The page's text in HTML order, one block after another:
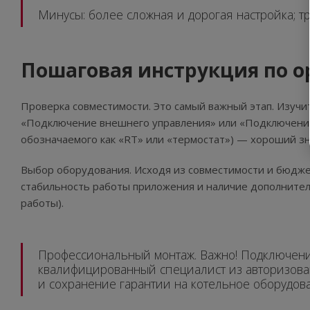
Минусы: более сложная и дорогая настройка;
Пошаговая инструкция по
Проверка совместимости. Это самый важный этап.
«Подключение внешнего управления» или
обозначаемого как «RT» или «термостат») — хороший
Выбор оборудования. Исходя из совместимости и
стабильность работы приложения и наличие
работы).
Профессиональный монтаж. Важно!
квалифицированный специалист из
и сохранение гарантии на котельное